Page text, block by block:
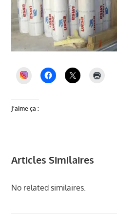
INSTAGRAM
J’aime ça :
Articles Similaires
No related similaires.